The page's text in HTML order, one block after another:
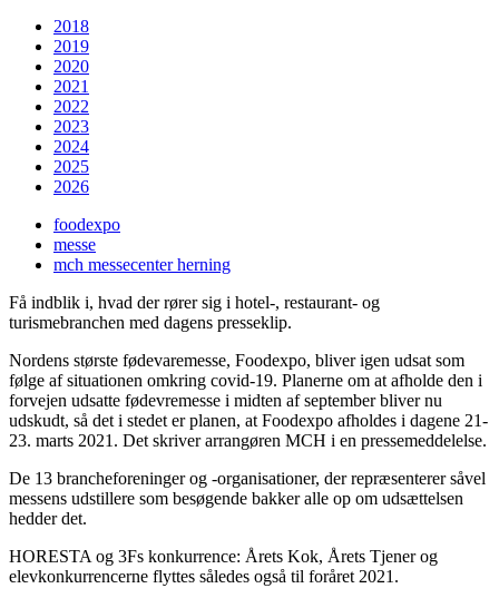
2018
2019
2020
2021
2022
2023
2024
2025
2026
foodexpo
messe
mch messecenter herning
Få indblik i, hvad der rører sig i hotel-, restaurant- og
turismebranchen med dagens presseklip.
Nordens største fødevaremesse, Foodexpo, bliver igen udsat som
følge af situationen omkring covid-19. Planerne om at afholde den i
forvejen udsatte fødevremesse i midten af september bliver nu
udskudt, så det i stedet er planen, at Foodexpo afholdes i dagene 21-
23. marts 2021. Det skriver arrangøren MCH i en pressemeddelelse.
De 13 brancheforeninger og -organisationer, der repræsenterer såvel
messens udstillere som besøgende bakker alle op om udsættelsen
hedder det.
HORESTA og 3Fs konkurrence: Årets Kok, Årets Tjener og
elevkonkurrencerne flyttes således også til foråret 2021.